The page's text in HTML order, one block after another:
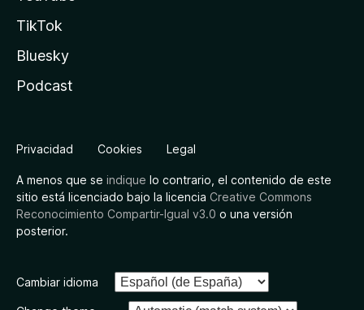
TikTok
Bluesky
Podcast
Privacidad Cookies Legal
A menos que se indique lo contrario, el contenido de este
sitio está licenciado bajo la licencia Creative Commons
Reconocimiento Compartir-Igual v3.0 o una versión
posterior.
Cambiar idioma